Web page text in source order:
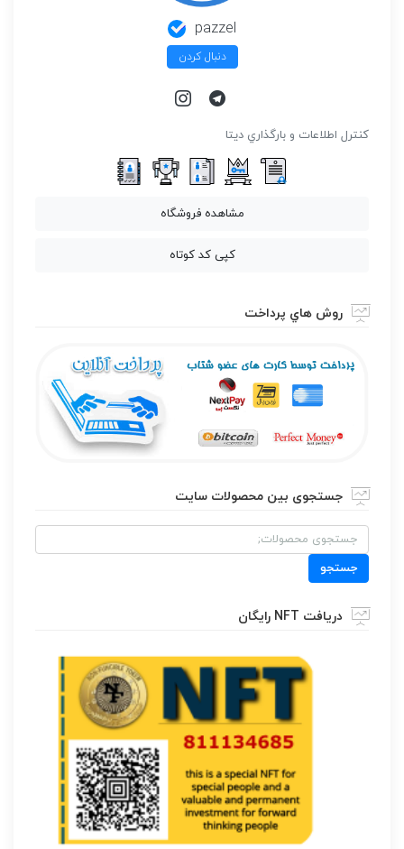
pazzel
دنبال کردن
كنترل اطلاعات و بارگذاري ديتا
مشاهده فروشگاه
کپی کد کوتاه
روش هاي پرداخت
جستجوی بین محصولات سایت
جستجو
برای:
جستجو
دریافت NFT رایگان